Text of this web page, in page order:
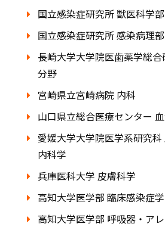
国立感染症研究所 獣医科学部
国立感染症研究所 感染病理部
長崎大学大学院医歯薬学総
分野
宮崎県立宮崎病院 内科
山口県立総合医療センター
愛媛大学大学院医学系研究
内科学
兵庫医科大学 皮膚科学
高知大学医学部 臨床感染症学
高知大学医学部 呼吸器・ア